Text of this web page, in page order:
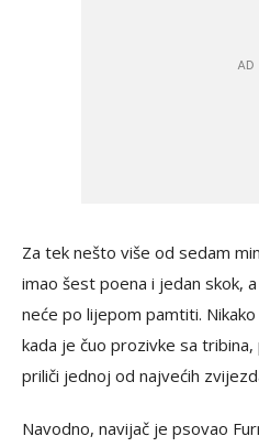
Za tek nešto više od sedam
imao šest poena i jedan skok,
neće po lijepom pamtiti.
kada je čuo prozivke sa
priliči jednoj od najvećih
Navodno, navijač je psovao